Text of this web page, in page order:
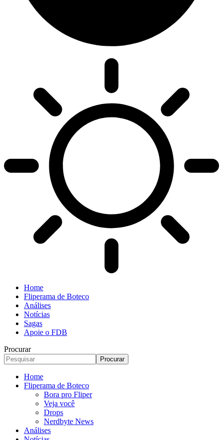
Home
Fliperama de Boteco
Análises
Notícias
Sagas
Apoie o FDB
Procurar
Home
Fliperama de Boteco
Bora pro Fliper
Veja você
Drops
Nerdbyte News
Análises